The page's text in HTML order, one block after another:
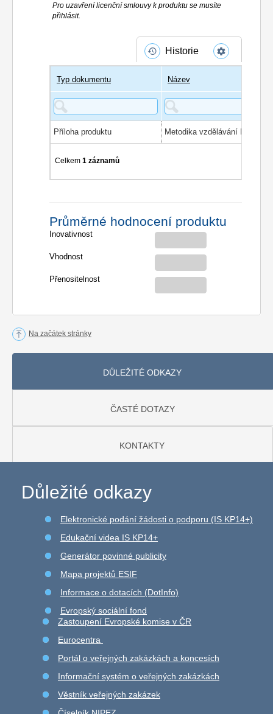
Pro uzavření licenční smlouvy k produktu se musíte
přihlásit.
Historie
Typ dokumentu Název
Příloha produktu Metodika vzdělávání PSS
Celkem1 záznamů
Průměrné hodnocení produktu
Inovativnost
Vhodnost
Přenositelnost
Na začátek stránky
DŮLEŽITÉ ODKAZY
ČASTÉ DOTAZY
KONTAKTY
Důležité odkazy
Elektronické podání žádosti o podporu (IS KP14+)
Edukační videa IS KP14+
Generátor povinné publicity
Mapa projektů ESIF
Informace o dotacích (DotInfo)
Evropský sociální fond
Zastoupení Evropské komise v ČR
Eurocentra
Portál o veřejných zakázkách a koncesích
Informační systém o veřejných zakázkách
Věstník veřejných zakázek